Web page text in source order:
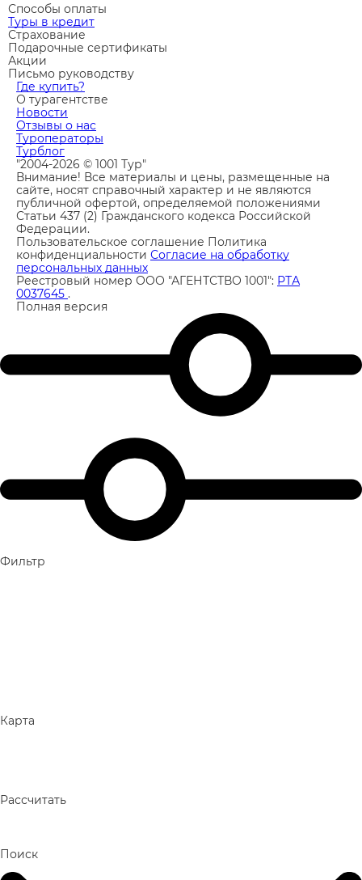
Способы оплаты
Туры в кредит
Страхование
Подарочные сертификаты
Акции
Письмо руководству
Где купить?
О турагентстве
Новости
Отзывы о нас
Туроператоры
Турблог
"2004-2026 © 1001 Тур"
Внимание! Все материалы и цены, размещенные на
сайте, носят справочный характер и не являются
публичной офертой, определяемой положениями
Статьи 437 (2) Гражданского кодекса Российской
Федерации.
Пользовательское соглашение Политика
конфиденциальности Согласие на обработку
персональных данных
Реестровый номер ООО "АГЕНТСТВО 1001": РТА
0037645 .
Полная версия
Фильтр
Карта
Рассчитать
Поиск